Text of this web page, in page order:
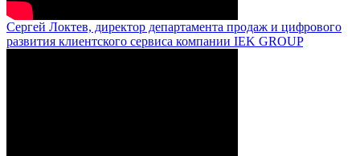
Сергей Локтев, директор департамента продаж и цифрового
развития клиентского сервиса компании IEK GROUP